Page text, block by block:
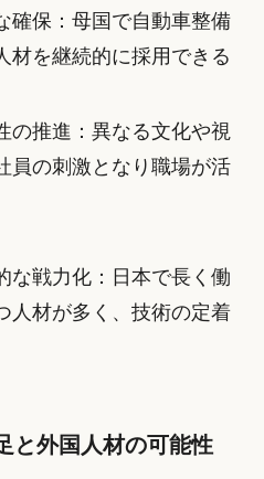
確保：母国で自動車整備
材を継続的に採用できる
の推進：異なる文化や視
員の刺激となり職場が活
な戦力化：日本で長く働
人材が多く、技術の定着
と外国人材の可能性